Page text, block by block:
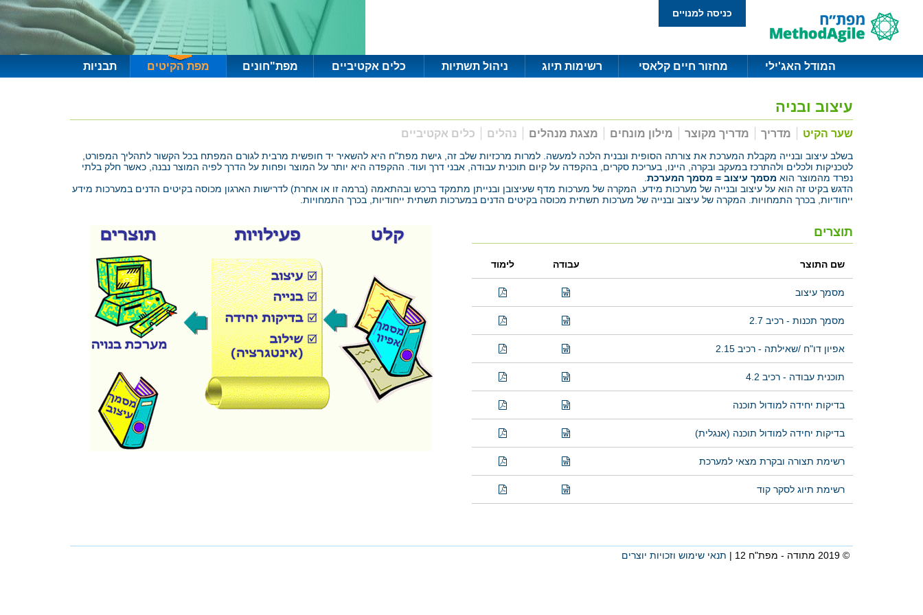
כניסה למנויים
המודל האג'ילי מחזור חיים קלאסי רשימות תיוג ניהול תשתיות כלים אקטיביים מפת"חונים מפת הקיטים תבניות
עיצוב ובניה
שער הקיט מדריך מדריך מקוצר מילון מונחים מצגת מנהלים נהלים כלים אקטיביים
בשלב עיצוב ובנייה מקבלת המערכת את צורתה הסופית ונבנית הלכה למעשה. למרות מרכזיות שלב זה, גישת מפת"ח היא להשאיר יד חופשית מרבית לגורם המפתח בכל הקשור לתהליך המפורט,
לטכניקות ולכלים ולהתרכז במעקב ובקרה, היינו, בעריכת סקרים, בהקפדה על קיום תוכנית עבודה, אבני דרך ועוד. ההקפדה היא יותר על המוצר ופחות על הדרך לפיה המוצר נבנה, כאשר חלק בלתי
נפרד מהמוצר הוא מסמך עיצוב = מסמך המערכת
הדגש בקיט זה הוא על עיצוב ובנייה של מערכות מידע. המקרה של מערכות מדף שעיצובן ובנייתן מתמקד ברכש ובהתאמה (ברמה זו או אחרת) לדרישות הארגון מכוסה בקיטים הדנים במערכות מידע
ייחודיות, בכרך התמחויות. המקרה של עיצוב ובנייה של מערכות תשתית מכוסה בקיטים הדנים במערכות תשתית ייחודיות, בכרך התמחויות.
תוצרים
שם התוצר עבודה לימוד
מסמך עיצוב
מסמך תכנות - רכיב 2.7
אפיון דו"ח /שאילתה - רכיב 2.15
תוכנית עבודה - רכיב 4.2
בדיקות יחידה למודול תוכנה
בדיקות יחידה למודול תוכנה (אנגלית)
רשימת תצורה ובקרת מצאי למערכת
רשימת תיוג לסקר קוד
© 2019 מתודה - מפת"ח 12 | תנאי שימוש וזכויות יוצרים